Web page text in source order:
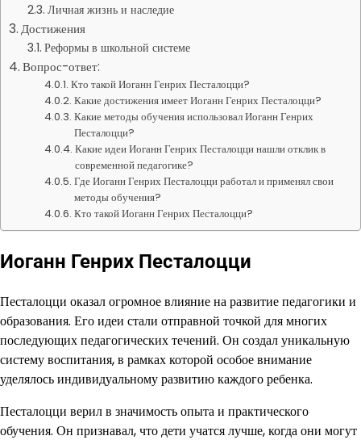
Личная жизнь и наследие
Достижения
Реформы в школьной системе
Вопрос-ответ:
Кто такой Иоганн Генрих Песталоцци?
Какие достижения имеет Иоганн Генрих Песталоцци?
Какие методы обучения использовал Иоганн Генрих
Песталоцци?
Какие идеи Иоганн Генрих Песталоцци нашли отклик в
современной педагогике?
Где Иоганн Генрих Песталоцци работал и применял свои
методы обучения?
Кто такой Иоганн Генрих Песталоцци?
Иоганн Генрих Песталоцци
Песталоцци оказал огромное влияние на развитие педагогики и
образования. Его идеи стали отправной точкой для многих
последующих педагогических течений. Он создал уникальную
систему воспитания, в рамках которой особое внимание
уделялось индивидуальному развитию каждого ребенка.
Песталоцци верил в значимость опыта и практического
обучения. Он признавал, что дети учатся лучше, когда они могут